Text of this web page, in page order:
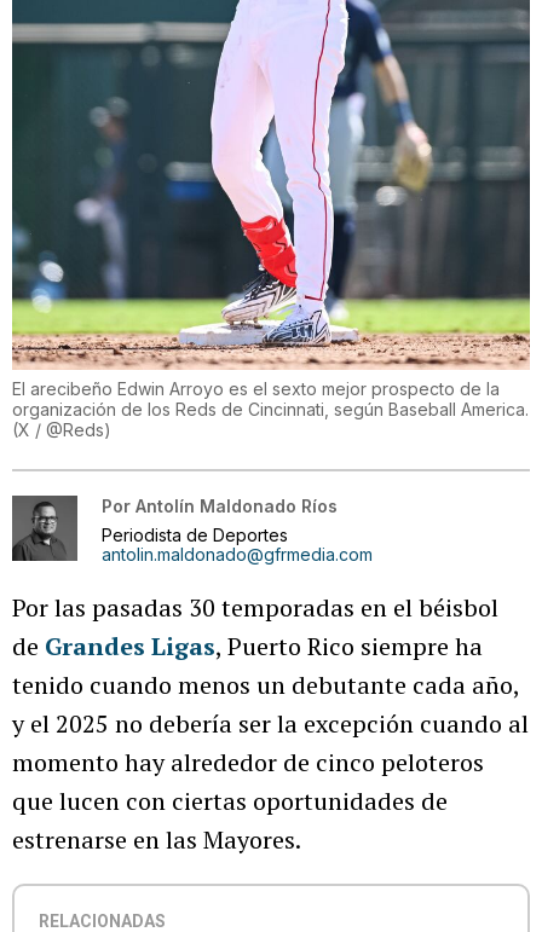
El arecibeño Edwin Arroyo es el sexto mejor prospecto de la
organización de los Reds de Cincinnati, según Baseball America.
(X / @Reds)
Por Antolín Maldonado Ríos
Periodista de Deportes
antolin.maldonado@gfrmedia.com
Por las pasadas 30 temporadas en el béisbol
de Grandes Ligas, Puerto Rico siempre ha
tenido cuando menos un debutante cada año,
y el 2025 no debería ser la excepción cuando al
momento hay alrededor de cinco peloteros
que lucen con ciertas oportunidades de
estrenarse en las Mayores.
RELACIONADAS